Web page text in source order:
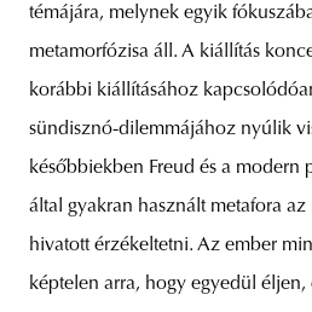
témájára, melynek egyik
metamorfózisa áll. A kiállítás
korábbi kiállításához
sündisznó-dilemmájához nyúlik
későbbiekben Freud és a modern
által gyakran használt metafora az
hivatott érzékeltetni. Az ember
képtelen arra, hogy egyedül éljen,